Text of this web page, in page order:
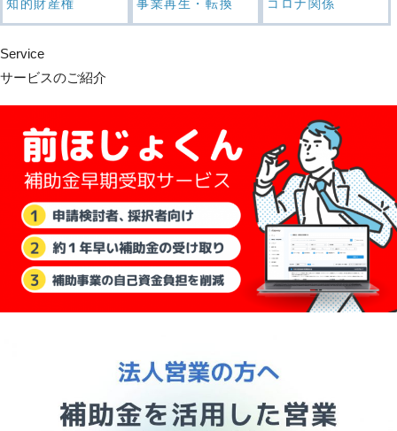
知的財産権 事業再生・転換 コロナ関係
Service
サービスのご紹介